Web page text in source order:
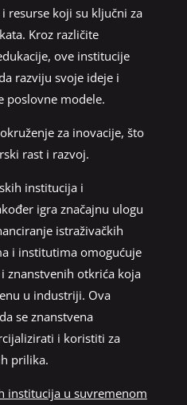
resurse koji su ključni za
Kroz različite
ove institucije
razviju svoje ideje i
poslovne modele.
za inovacije, što
rast i razvoj.
institucija i
igra značajnu ulogu
istraživačkih
i institutima omogućuje
znanstvenih otkrića koja
u industriji. Ova
se znanstvena
i koristiti za
prilika.
institucija u suvremenom